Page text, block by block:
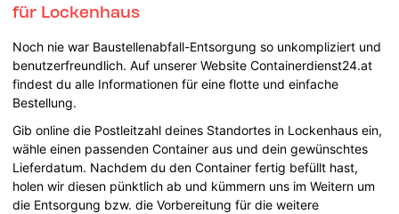
für Lockenhaus
Noch nie war Baustellenabfall-Entsorgung so unkompliziert und
benutzerfreundlich. Auf unserer Website Containerdienst24.at
findest du alle Informationen für eine flotte und einfache
Bestellung.
Gib online die Postleitzahl deines Standortes in Lockenhaus ein,
wähle einen passenden Container aus und dein gewünschtes
Lieferdatum. Nachdem du den Container fertig befüllt hast,
holen wir diesen pünktlich ab und kümmern uns im Weitern um
die Entsorgung bzw. die Vorbereitung für die weitere